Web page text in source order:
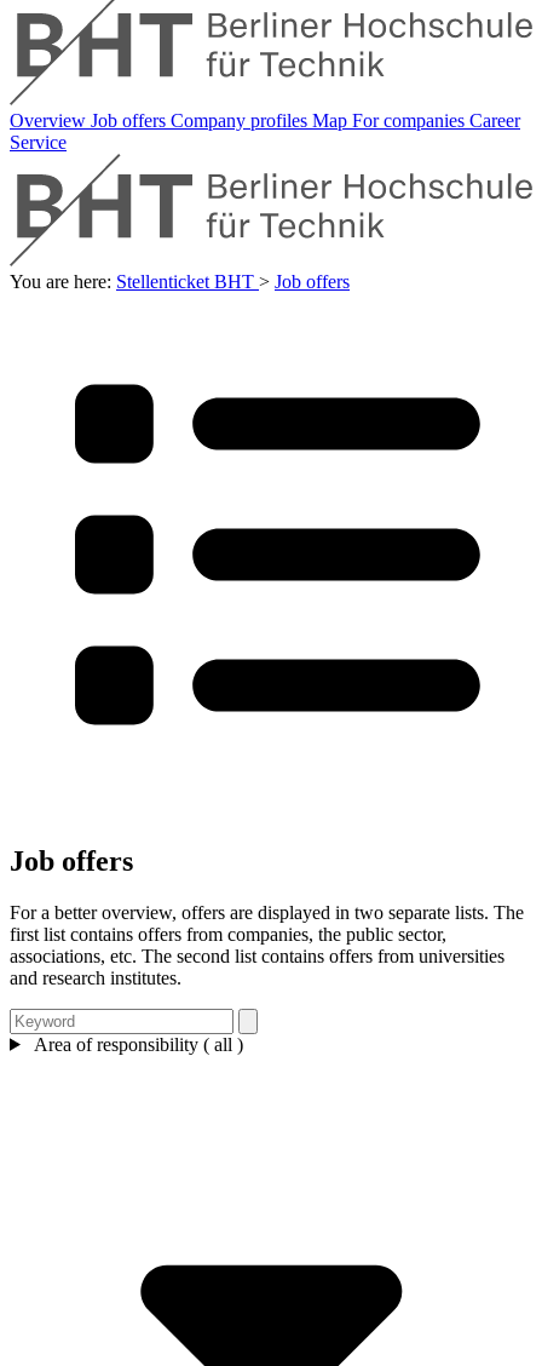
Overview Job offers Company profiles Map For companies Career
Service
You are here: Stellenticket BHT > Job offers
Job offers
For a better overview, offers are displayed in two separate lists. The
first list contains offers from companies, the public sector,
associations, etc. The second list contains offers from universities
and research institutes.
Area of responsibility ( all )